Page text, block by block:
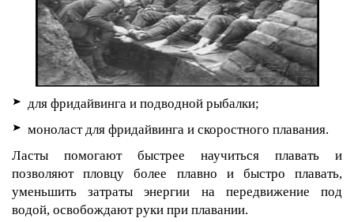
для фридайвинга и подводной рыбалки;
моноласт для фридайвинга и скоростного плавания.
Ласты помогают быстрее научиться плавать и
позволяют пловцу более плавно и быстро плавать,
уменьшить затраты энергии на передвижение под
водой, освобождают руки при плавании.